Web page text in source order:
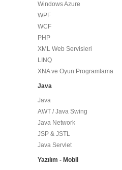
Windows Azure
WPF
WCF
PHP
XML Web Servisleri
LINQ
XNA ve Oyun Programlama
Java
Java
AWT / Java Swing
Java Network
JSP & JSTL
Java Servlet
Yazılım - Mobil